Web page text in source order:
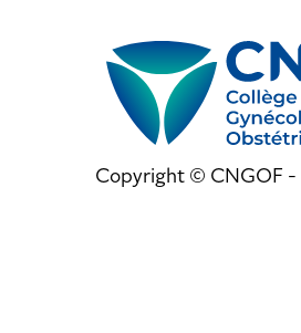
Copyright © CNGOF -